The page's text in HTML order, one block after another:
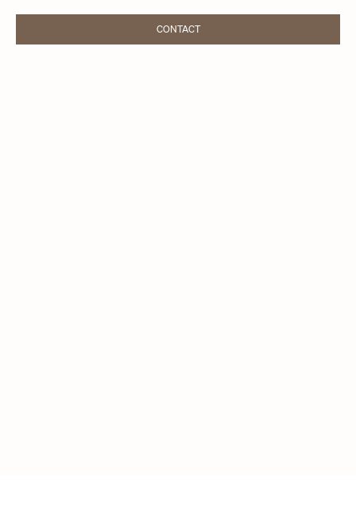
CONTACTLINK OPENS IN NEW TAB